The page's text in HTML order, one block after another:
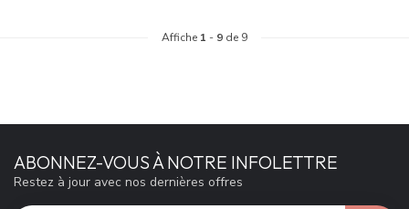
Affiche 1 - 9 de 9
ABONNEZ-VOUS À NOTRE INFOLETTRE
Restez à jour avec nos dernières offres